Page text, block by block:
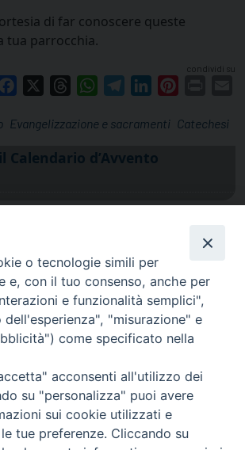
di far conoscere queste
tua parrocchia.
condividi su
Facebook ThreadsWhatsAppTelegramLinkedIn
Catechesi
Evangelizzazione e sacramenti
Calendario d’Avvento
Rossi, 28 - 12100 Cuneo
c.f. 96017380047
o tecnologie simili per
e, con il tuo consenso, anche per
e funzionalità semplici",
"misurazione" e
come specificato nella
acconsenti all'utilizzo dei
su "personalizza" puoi avere
sui cookie utilizzati e
tue preferenze. Cliccando su